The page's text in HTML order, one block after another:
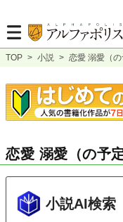
TOP > 小説 > 恋愛 溺愛（
恋愛 溺愛（の予
小説AI検索